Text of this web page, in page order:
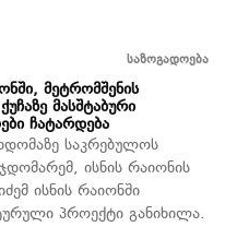
საზოგადოება
მეტრომშენის
მასშტაბური
ჩატარდება
საკრებულოს
ისნის რაიონის
ისნის რაიონში
პროექტი განიხილა.